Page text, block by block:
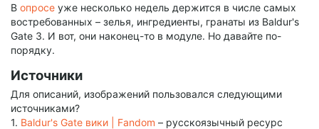
В опросе уже несколько недель держится в числе самых
востребованных – зелья, ингредиенты, гранаты из Baldur's
Gate 3. И вот, они наконец-то в модуле. Но давайте по-
порядку.
Источники
Для описаний, изображений пользовался следующими
источниками?
1. Baldur's Gate вики | Fandom – русскоязычный ресурс